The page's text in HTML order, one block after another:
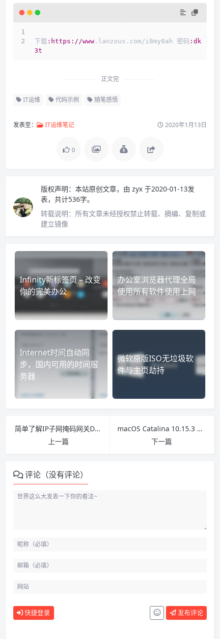
下载 :https ://www .lanzous.com/i8my8ah 密码 :dk
3t
正文完
IT运维 代码示例 随笔感悟
发表至： IT运维笔记 2020年1月13日
0
版权声明： 本站原创文章，由 zyx 于2020-01-13发
表，共计536字。
转载说明： 所有文章未经授权禁止转载、摘编、复制或
建立镜像
Infinity新标签页 – 改变
你的完美办公
办公室浏览器代理全局
使用所有软件使用上网
Internet时间自动同
步，国内可用的时间服
务器
微软原版ISO无垃圾软
件与主页劫持
简单了解IP子网掩码网关DNS
上一篇
macOS Catalina 10.15.3 19D76 正式版 with Clover 5103原版镜像[双EFI版]
下一篇
评论（没有评论）
快捷登录 发布评论